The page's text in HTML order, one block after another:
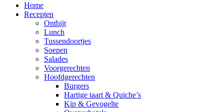
Home
Recepten
Ontbijt
Lunch
Tussendoortjes
Soepen
Salades
Voorgerechten
Hoofdgerechten
Burgers
Hartige taart & Quiche’s
Kip & Gevogelte